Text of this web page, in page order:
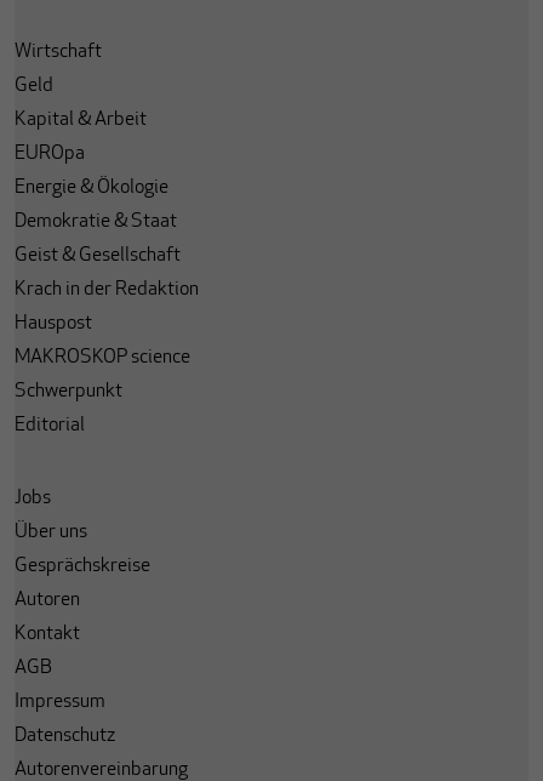
Wirtschaft
Geld
Kapital & Arbeit
EUROpa
Energie & Ökologie
Demokratie & Staat
Geist & Gesellschaft
Krach in der Redaktion
Hauspost
MAKROSKOP science
Schwerpunkt
Editorial
Jobs
Über uns
Gesprächskreise
Autoren
Kontakt
AGB
Impressum
Datenschutz
Autorenvereinbarung